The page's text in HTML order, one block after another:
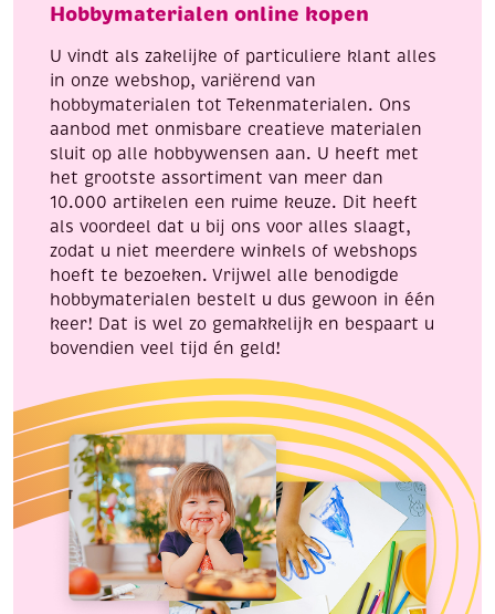
naturel
door
gemaakt.
Hobbymaterialen online kopen
U vindt als zakelijke of particuliere klant alles
in onze webshop, variërend van
hobbymaterialen tot Tekenmaterialen. Ons
aanbod met onmisbare creatieve materialen
sluit op alle hobbywensen aan. U heeft met
het grootste assortiment van meer dan
10.000 artikelen een ruime keuze. Dit heeft
als voordeel dat u bij ons voor alles slaagt,
zodat u niet meerdere winkels of webshops
hoeft te bezoeken. Vrijwel alle benodigde
hobbymaterialen bestelt u dus gewoon in één
keer! Dat is wel zo gemakkelijk en bespaart u
bovendien veel tijd én geld!